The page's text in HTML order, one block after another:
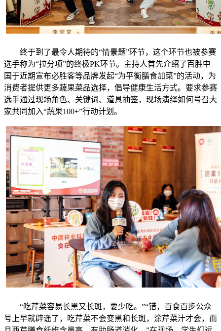
终于到了最令人期待的“情景题”环节，这个环节也被参赛
选手称为“拉分项”的终极PK环节。主持人首先介绍了百胜中
国于近期宣布必胜客等品牌发起“为平衡膳食加菜”的活动，为
消费者提供更多蔬果菜品选择，倡导健康生活方式。要求参赛
选手通过现场角色、关键词、道具抽签，现场演绎如何号召大
家共同加入“蔬果100+”行动计划。
“吃芹菜容易长黑又长斑，要少吃。”“错，百食百步公众
号上早就辟谣了，吃芹菜不会变黑和长斑，涂芹菜汁才会，而